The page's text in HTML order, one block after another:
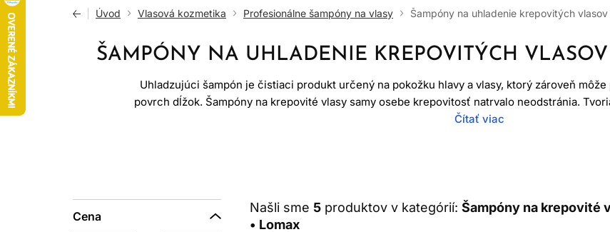
Úvod Vlasová kozmetika Profesionálne šampóny na vlasy Šampóny na uhladenie krepovitých vlasov
ŠAMPÓNY NA UHLADENIE KREPOVITÝCH
Uhladzujúci šampón je čistiaci produkt určený na pokožku hlavy a vlasy, ktorý zároveň
povrch dĺžok. Šampóny na krepovité vlasy samy osebe krepovitosť natrvalo neodstránia.
čistením môžu obmedziť zbytočnú drsnosť, zamotávanie a
množstvo vody v okolí menia ich tvar a smer. Šampón na zničené vlasy preto nemusí byť
odlíšte potrebu pokožky od stavu dĺžok.
Čítať viac
Cena
Našli sme 5 produktov v kategórií: Šampóny na krepovité
• Lomax